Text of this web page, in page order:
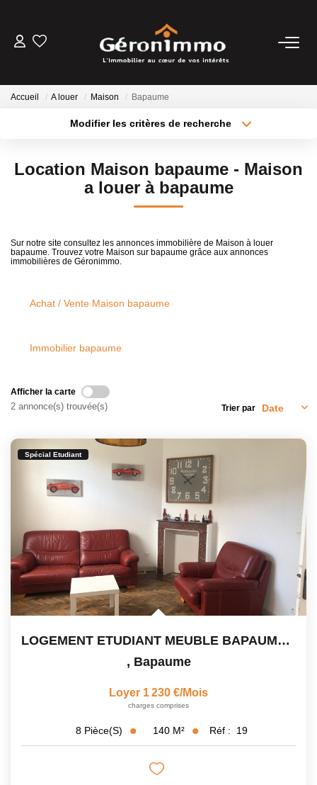
ESTIMATION
NOTRE AGENCE
Accueil A louer Maison Bapaume
Modifier les critères de recherche
Type de bien
Surface min
Créer une alerte
Location Maison bapaume - Maison
a louer à bapaume
Sur notre site consultez les annonces immobilière de Maison à louer
bapaume. Trouvez votre Maison sur bapaume grâce aux annonces
immobilières de Géronimmo.
Achat / Vente Maison bapaume
Immobilier bapaume
Afficher la carte
2 annonce(s) trouvée(s) Trier par
Spécial Etudiant
LOGEMENT ETUDIANT MEUBLE BAPAUME - 240€ /MOIS ET PAR...
, Bapaume
Loyer 1 230 €/mois
charges comprises
8 Pièce(s) 140 M² Réf : 19